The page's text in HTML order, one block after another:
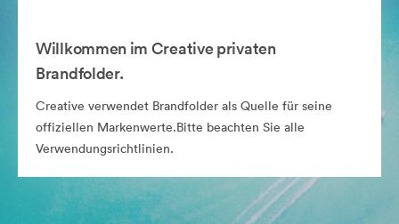
Willkommen im Creative privaten
Brandfolder.
Creative verwendet Brandfolder als Quelle für seine
offiziellen Markenwerte.Bitte beachten Sie alle
Verwendungsrichtlinien.